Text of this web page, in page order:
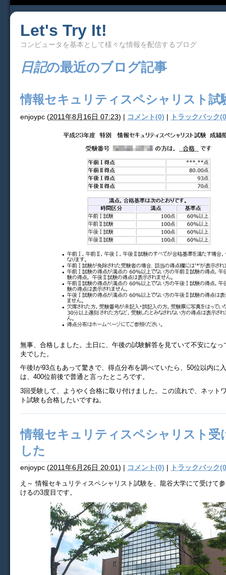
Let's Try It!
コンピュータを基本として様々な情報を配信するブログ
日記の最近のブログ記事
情報セキュリティスペシャリスト試
enjoypc (2011年8月16日 07:23) | コメント(0) | トラックバック
無事、合格しました。土日に、午後の試験解答を見ていて不安になっ
夫でした。
午後Iが93点もあって驚きで、得点分布を調べていたら、50位以内に
は、400位前後で普通と言ったところです。
3回受験して、ようやく合格に取り付けました。この流れで、ネット
ト試験も合格したいですね。
情報セキュリティスペシャリスト受
した
enjoypc (2011年6月26日 20:01) | コメント(0) | トラックバック
え～ 情報セキュリティスペシャリスト試験を、龍谷大学にて受けて
けるの3度目です。